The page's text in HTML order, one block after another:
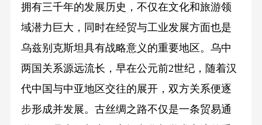
拥有三千年的发展历史，不仅在文化和旅游领
域潜力巨大，同时在经贸与工业发展方面也是
乌兹别克斯坦具有战略意义的重要地区。乌中
两国关系源远流长，早在公元前2世纪，随着汉
代中国与中亚地区交往的展开，双方关系便逐
步形成并发展。古丝绸之路不仅是一条贸易通